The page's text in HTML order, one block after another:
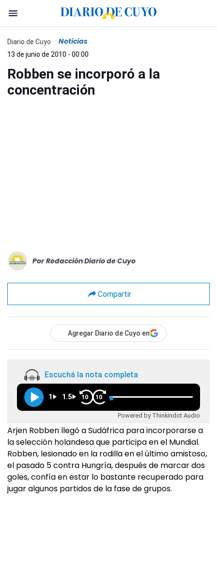
Diario de Cuyo Noticias
13 de junio de 2010 - 00:00
Robben se incorporó a la
concentración
Por Redacción Diario de Cuyo
Compartir
Agregar Diario de Cuyo en
Escuchá la nota completa
1 1.5 10 10
Powered by Thinkindot Audio
Arjen Robben llegó a Sudáfrica para incorporarse a
la selección holandesa que participa en el Mundial.
Robben, lesionado en la rodilla en el último amistoso,
el pasado 5 contra Hungría, después de marcar dos
goles, confía en estar lo bastante recuperado para
jugar algunos partidos de la fase de grupos.